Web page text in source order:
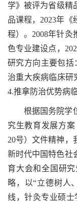
学》被评为省级精
品课程，2023年
程）。2008年针灸
色专业建设点，
研究方向主要包括
治重大疾病临床研
4.推拿防治优势病
根据国务院学
究生教育发展方案
20号）文件精神，
新时代中国特色社
育大会和全国研
略，以“立德树人
线，针灸专业硕